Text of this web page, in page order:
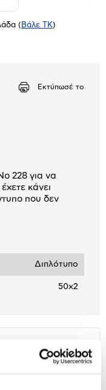
( Βάλε ΤΚ)
Εκτύπωσέ το
228 για να
κάνει
που δεν
Διπλότυπο
50x2